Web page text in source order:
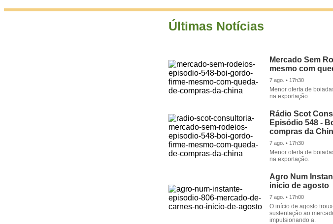
Últimas Notícias
Mercado Sem
mesmo com
7 ago. • 17h30
Menor oferta de
na exportação.
Rádio Scot
Episódio 548 -
compras da
7 ago. • 17h30
Menor oferta de
na exportação.
Agro Num
início de agosto
7 ago. • 17h00
O início de agosto
sustentação ao
impulsionando a.